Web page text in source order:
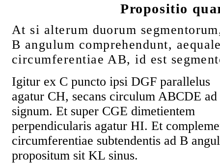
Propositio
At si alterum duorum
B angulum comprehendunt,
circumferentiae AB, id est
Igitur ex C puncto ipsi DGF parallelus
agatur CH, secans circulum ABCDE
signum. Et super CGE dimetientem
perpendicularis agatur HI. Et
circumferentiae subtendentis ad B
propositum sit KL sinus.